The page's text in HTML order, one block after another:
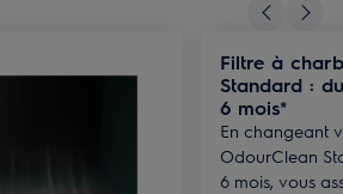
Filtre à
Standard :
6 mois*
En changeant
OdourClean
6 mois, vous